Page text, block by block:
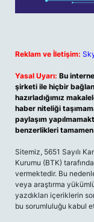
Reklam ve İletişim:
Yasal Uyarı: Bu
şirketi ile hiçbir
hazırladığımız
haber niteliği
paylaşım
benzerlikleri
Sitemiz, 5651 Sayılı
Kurumu (BTK)
vermektedir. Bu
veya araştırma
yazdıkları içeriklerin
bu sorumluluğu kabul